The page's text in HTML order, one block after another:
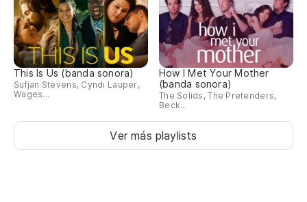
This Is Us (banda sonora)
Sufjan Stevens, Cyndi Lauper,
Wages...
How I Met Your Mother
(banda sonora)
The Solids, The Pretenders,
Beck...
Ver más playlists